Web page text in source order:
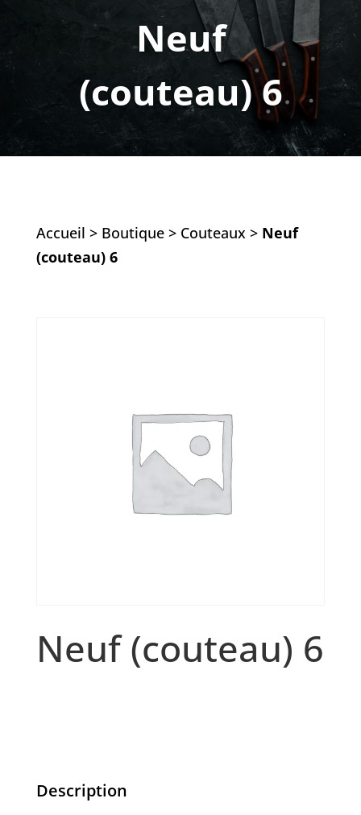
Neuf
(couteau) 6
Accueil > Boutique> Couteaux > Neuf
(couteau) 6
Neuf (couteau) 6
Description